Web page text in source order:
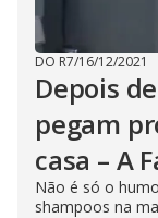
DO R7/16/12/2021
Depois
pegam
casa – A
Não é só o
shampoos na